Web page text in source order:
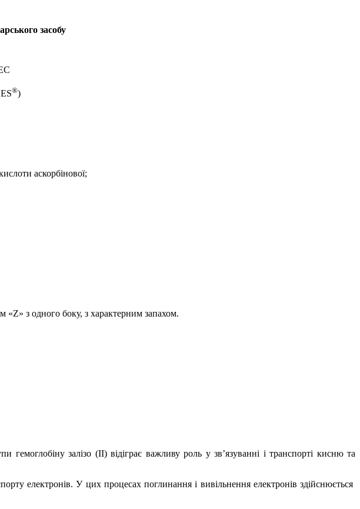
засобу
®)
аскорбінової;
«Z» з одного боку, з характерним запахом.
гемоглобіну залізо (ІІ) відіграє важливу роль у зв’язуванні і транспорті кисню та
електронів. У цих процесах поглинання і вивільнення електронів здійснюється